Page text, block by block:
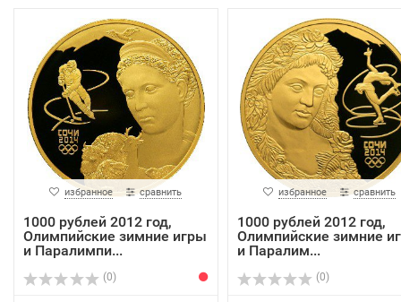
избранное сравнить
1000 рублей 2012 год,
Олимпийские зимние игры
и Паралимпи...
(0)
избранное сравнить
1000 рублей 2012 год,
Олимпийские зимние
и Паралим...
(0)